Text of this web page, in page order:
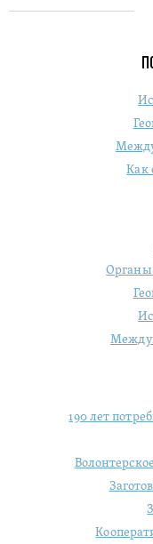
Как
Органы
190 лет